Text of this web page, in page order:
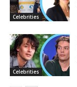
Celebrities
Celebrities